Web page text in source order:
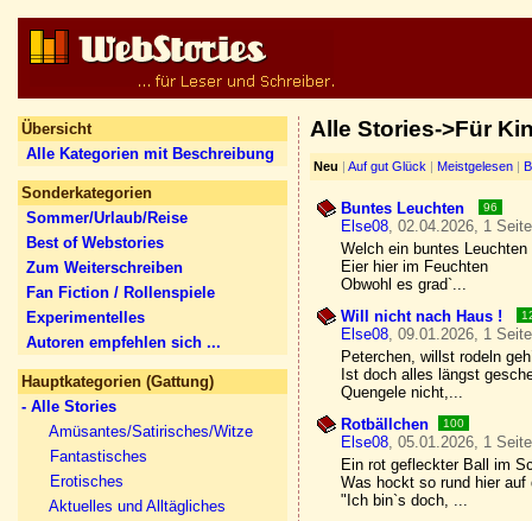
Übersicht
Alle Kategorien mit Beschreibung
Sonderkategorien
Sommer/Urlaub/Reise
Best of Webstories
Zum Weiterschreiben
Fan Fiction / Rollenspiele
Experimentelles
Autoren empfehlen sich ...
Hauptkategorien (Gattung)
- Alle Stories
Amüsantes/Satirisches/Witze
Fantastisches
Erotisches
Aktuelles und Alltägliches
Alle Stories->Für
Neu | Auf gut Glück | Meistgelesen |
Buntes Leuchten 96
Else08, 02.04.2026, 1
Welch ein buntes Leuchten
Eier hier im Feuchten
Obwohl es grad`...
Will nicht nach Haus !
Else08, 09.01.2026, 1
Peterchen, willst rodeln
Ist doch alles längst
Quengele nicht,...
Rotbällchen
100
Else08, 05.01.2026, 1
Ein rot gefleckter Ball im
Was hockt so rund hier auf
"Ich bin`s doch, ...